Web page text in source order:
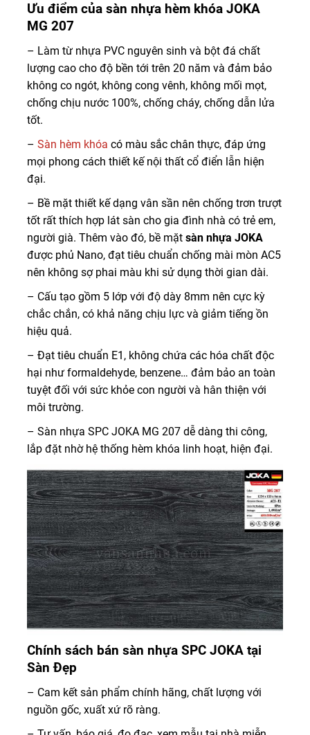
Ưu điểm của sàn nhựa hèm khóa JOKA
MG 207
– Làm từ nhựa PVC nguyên sinh và bột đá chất
lượng cao cho độ bền tới trên 20 năm và đảm bảo
không co ngót, không cong vênh, không mối mọt,
chống chịu nước 100%, chống cháy, chống dẫn lửa
tốt.
– Sàn hèm khóa có màu sắc chân thực, đáp ứng
mọi phong cách thiết kế nội thất cổ điển lẫn hiện
đại.
– Bề mặt thiết kế dạng vân sần nên chống trơn trượt
tốt rất thích hợp lát sàn cho gia đình nhà có trẻ em,
người già. Thêm vào đó, bề mặt sàn nhựa JOKA
được phủ Nano, đạt tiêu chuẩn chống mài mòn AC5
nên không sợ phai màu khi sử dụng thời gian dài.
– Cấu tạo gồm 5 lớp với độ dày 8mm nên cực kỳ
chắc chắn, có khả năng chịu lực và giảm tiếng ồn
hiệu quả.
– Đạt tiêu chuẩn E1, không chứa các hóa chất độc
hại như formaldehyde, benzene… đảm bảo an toàn
tuyệt đối với sức khỏe con người và hân thiện với
môi trường.
– Sàn nhựa SPC JOKA MG 207 dễ dàng thi công,
lắp đặt nhờ hệ thống hèm khóa linh hoạt, hiện đại.
Chính sách bán sàn nhựa SPC JOKA tại
Sàn Đẹp
– Cam kết sản phẩm chính hãng, chất lượng với
nguồn gốc, xuất xứ rõ ràng.